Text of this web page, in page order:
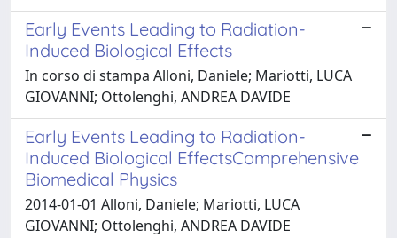
Early Events Leading to Radiation-
Induced Biological Effects
In corso di stampa Alloni, Daniele; Mariotti, LUCA
GIOVANNI; Ottolenghi, ANDREA DAVIDE
Early Events Leading to Radiation-
Induced Biological EffectsComprehensive
Biomedical Physics
2014-01-01 Alloni, Daniele; Mariotti, LUCA
GIOVANNI; Ottolenghi, ANDREA DAVIDE